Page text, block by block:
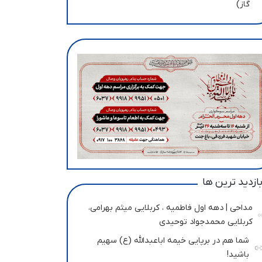
گاز)
ترین ها
مداحی | دهه اول فاطمیه ، کربلایی میثم بهرامی،
کربلایی محمدجواد توحیدی
شما هم در برپایی خیمه اباعبدالله (ع) سهیم
باشید!